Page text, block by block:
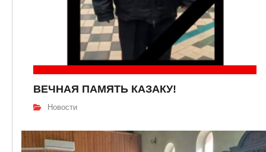
ВЕЧНАЯ ПАМЯТЬ КАЗАКУ!
Новости